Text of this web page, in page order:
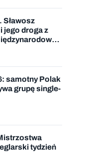
Sławosz
jego droga z
samotny Polak
grupę single-
tydzień